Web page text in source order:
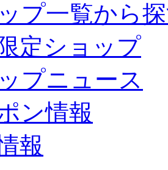
プ一覧から
定ショップ
プニュース
ン情報
報